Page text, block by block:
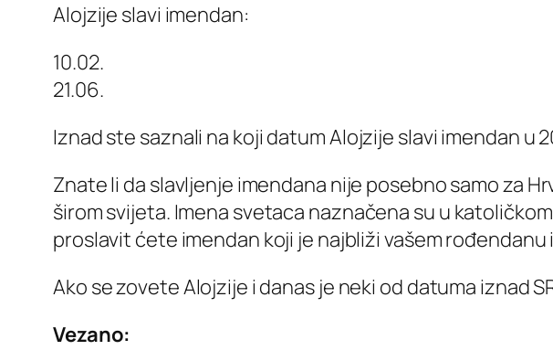
Alojzije slavi imendan:
10.02.
21.06.
Iznad ste saznali na koji datum Alojzije slavi imendan u
Znate li da slavljenje imendana nije posebno samo za
širom svijeta. Imena svetaca naznačena su u
proslavit ćete imendan koji je najbliži vašem
Ako se zovete Alojzije i danas je neki od datuma iznad
Vezano: